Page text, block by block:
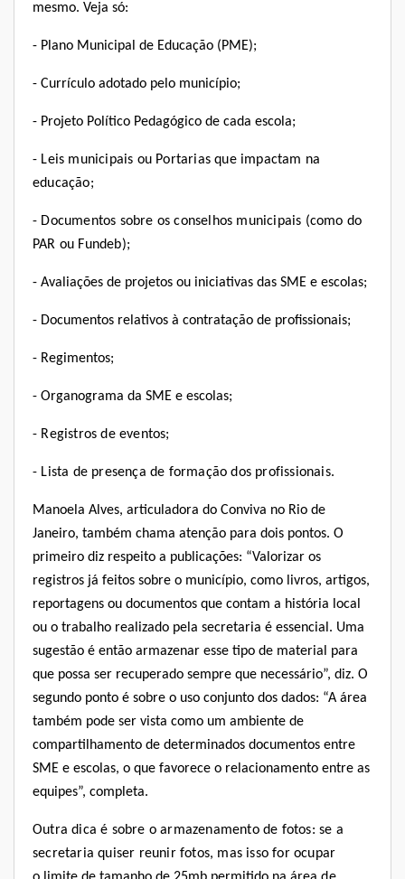
mesmo. Veja só:
- Plano Municipal de Educação (PME);
- Currículo adotado pelo município;
- Projeto Político Pedagógico de cada escola;
- Leis municipais ou Portarias que impactam na
educação;
- Documentos sobre os conselhos municipais (como do
PAR ou Fundeb);
- Avaliações de projetos ou iniciativas das SME e escolas;
- Documentos relativos à contratação de profissionais;
- Regimentos;
- Organograma da SME e escolas;
- Registros de eventos;
- Lista de presença de formação dos profissionais.
Manoela Alves, articuladora do Conviva no Rio de
Janeiro, também chama atenção para dois pontos. O
primeiro diz respeito a publicações: “Valorizar os
registros já feitos sobre o município, como livros, artigos,
reportagens ou documentos que contam a história local
ou o trabalho realizado pela secretaria é essencial. Uma
sugestão é então armazenar esse tipo de material para
que possa ser recuperado sempre que necessário”, diz. O
segundo ponto é sobre o uso conjunto dos dados: “A área
também pode ser vista como um ambiente de
compartilhamento de determinados documentos entre
SME e escolas, o que favorece o relacionamento entre as
equipes”, completa.
Outra dica é sobre o armazenamento de fotos: se a
secretaria quiser reunir fotos, mas isso for ocupar